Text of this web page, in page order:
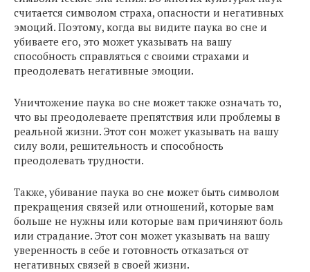
считается символом страха, опасности и негативных
эмоций. Поэтому, когда вы видите паука во сне и
убиваете его, это может указывать на вашу
способность справляться с своими страхами и
преодолевать негативные эмоции.
Уничтожение паука во сне может также означать то,
что вы преодолеваете препятствия или проблемы в
реальной жизни. Этот сон может указывать на вашу
силу воли, решительность и способность
преодолевать трудности.
Также, убивание паука во сне может быть символом
прекращения связей или отношений, которые вам
больше не нужны или которые вам причиняют боль
или страдание. Этот сон может указывать на вашу
уверенность в себе и готовность отказаться от
негативных связей в своей жизни.